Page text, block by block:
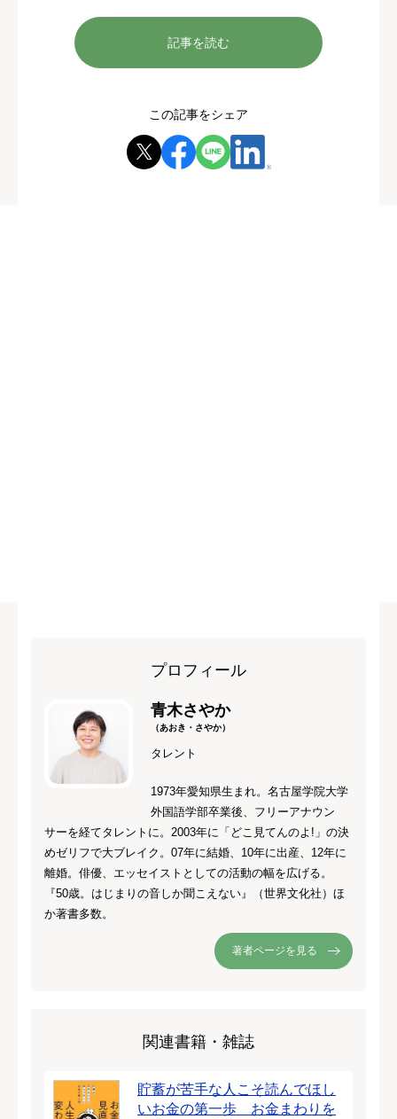
記事を読む
この記事をシェア
プロフィール
青木さやか
（あおき・さやか）
タレント
1973年愛知県生まれ。名古屋学院大学
外国語学部卒業後、フリーアナウン
サーを経てタレントに。2003年に「どこ見てんのよ!」の決
めゼリフで大ブレイク。07年に結婚、10年に出産、12年に
離婚。俳優、エッセイストとしての活動の幅を広げる。
『50歳。はじまりの音しか聞こえない』（世界文化社）ほ
か著書多数。
著者ページを見る
関連書籍・雑誌
貯蓄が苦手な人こそ読んでほし
いお金の第一歩 お金まわりを